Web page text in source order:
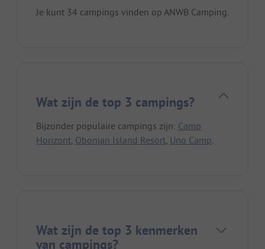
Je kunt 34 campings vinden op ANWB Camping.
Wat zijn de top 3 campings?
Bijzonder populaire campings zijn: Camp
Horizont Obonjan Island Resort Uno Camp
Wat zijn de top 3 kenmerken
van campings?